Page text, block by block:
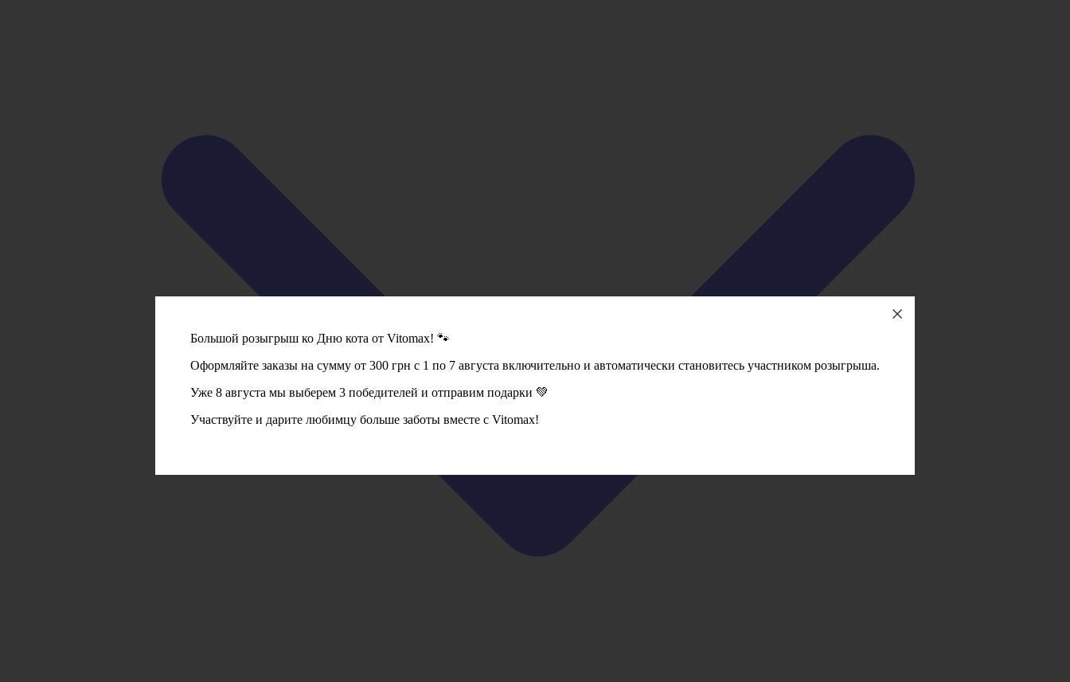
Большой розыгрыш ко Дню кота от Vitomax! 🐾
Оформляйте заказы на сумму от 300 грн с 1 по 7 августа включительно и автоматически становитесь участником розыгрыша.
Уже 8 августа мы выберем 3 победителей и отправим подарки 💚
Участвуйте и дарите любимцу больше заботы вместе с Vitomax!